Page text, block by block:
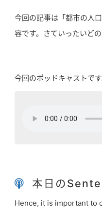
今回の記事は「都市の人
容です。さていったいど
今回のポッドキャストです
本日の
Hence, it is important to